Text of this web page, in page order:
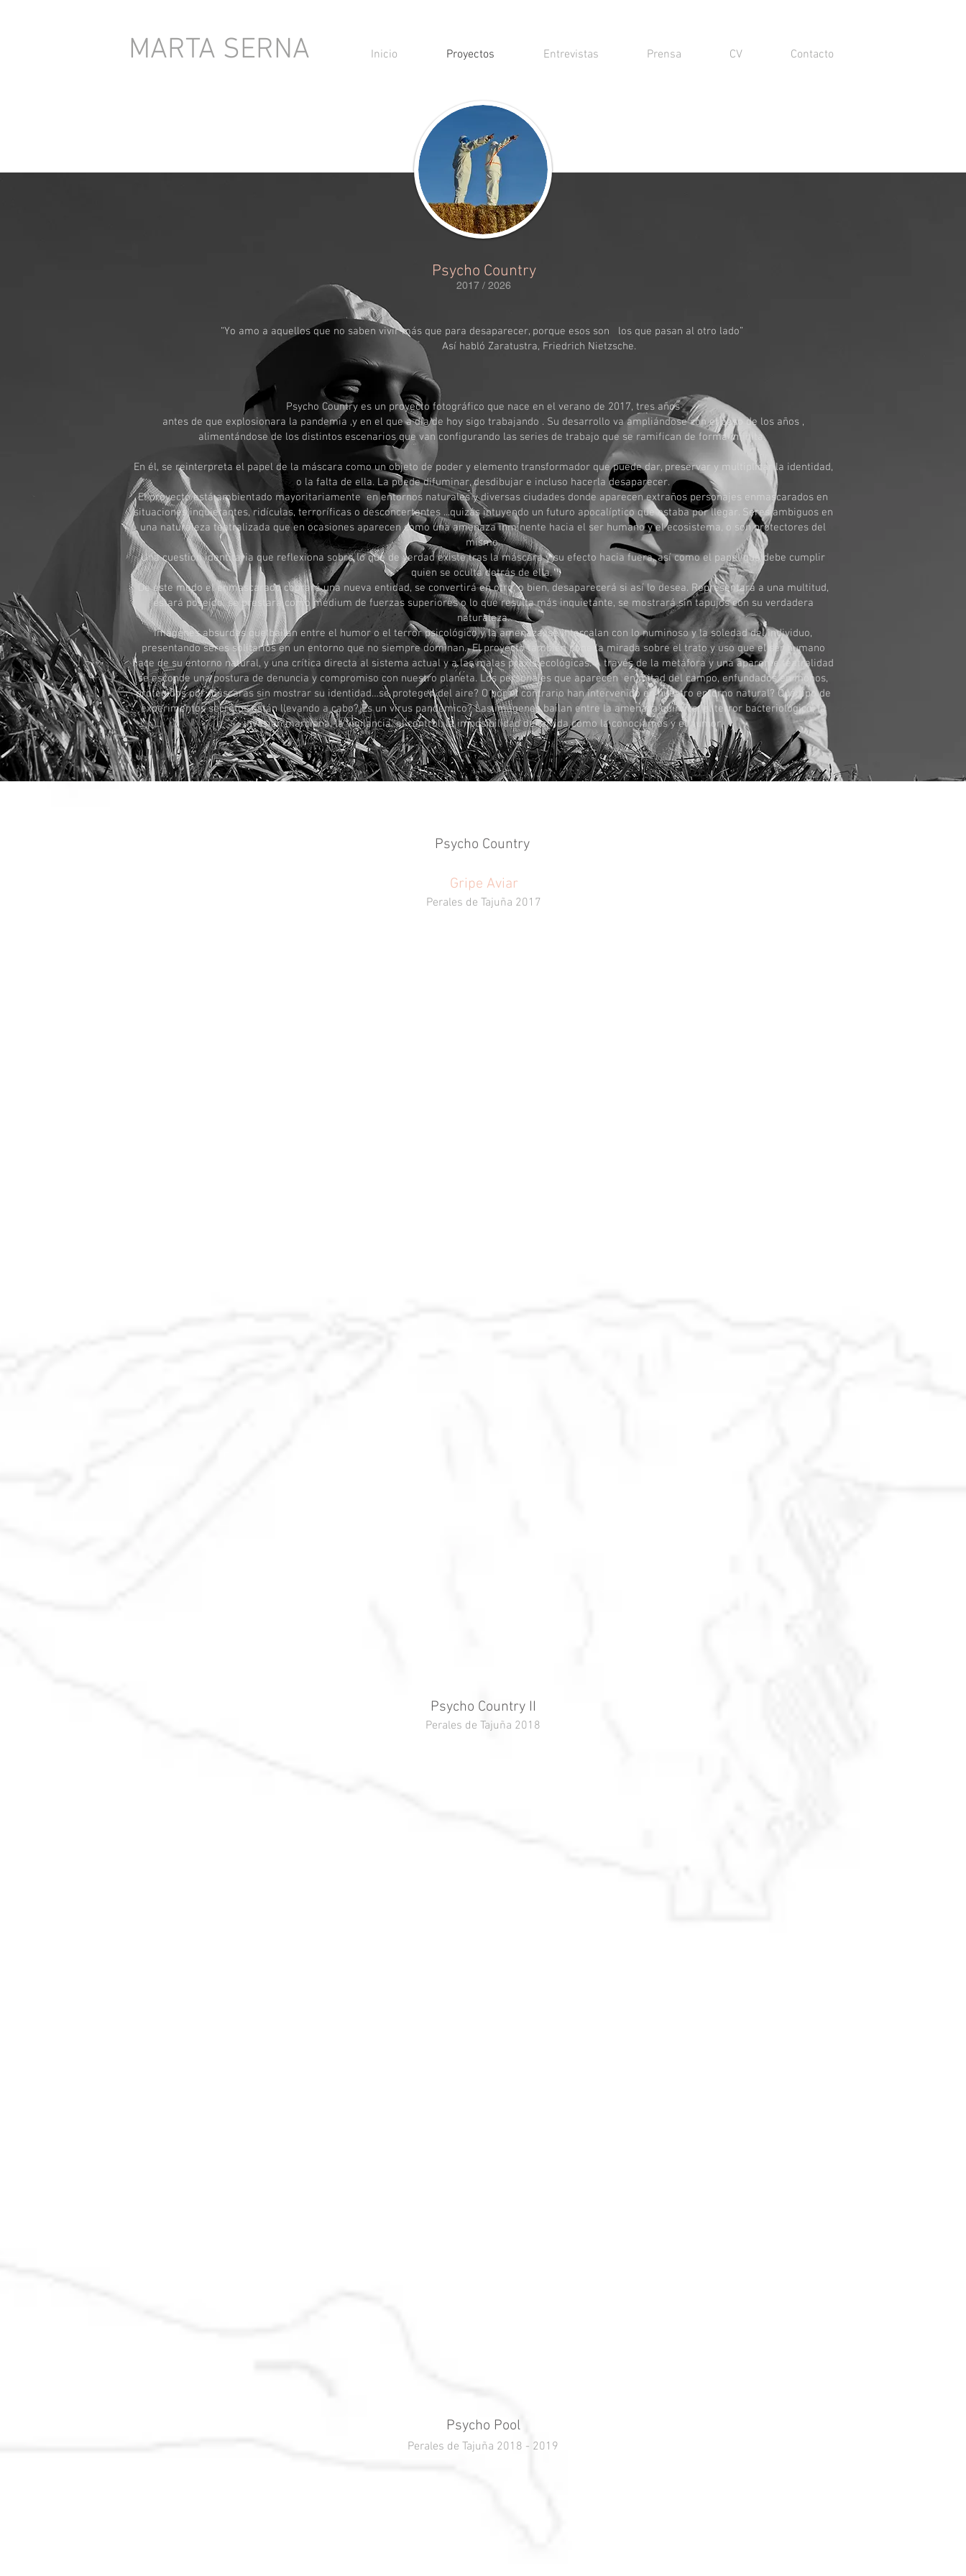
MARTA SERNA Inicio Proyectos Entrevistas Prensa CV Contacto
Psycho Country
2017 / 2026
“Yo amo a aquellos que no saben vivír más que para desaparecer, porque esos son los que pasan al otro lado”
Así habló Zaratustra, Friedrich Nietzsche.
Psycho Country es un proyecto fotográfico que nace en el verano de 2017, tres años
antes de que explosionara la pandemia ,y en el que a día de hoy sigo trabajando . Su desarrollo va ampliándose con el paso de los años ,
alimentándose de los distintos escenarios que van configurando las series de trabajo que se ramifican de forma infinita.
En él, se reinterpreta el papel de la máscara como un objeto de poder y elemento transformador que puede dar, preservar y multiplicar la identidad,
o la falta de ella. La puede difuminar, desdibujar e incluso hacerla desaparecer.
El proyecto está ambientado mayoritariamente en entornos naturales y diversas ciudades donde aparecen extraños personajes enmascarados en
situaciones inquietantes, ridículas, terroríficas o desconcertantes ...quizás intuyendo un futuro apocalíptico que estaba por llegar. Seres ambiguos en
una naturaleza teatralizada que en ocasiones aparecen como una amenaza inminente hacia el ser humano y el ecosistema, o son protectores del
mismo.
Una cuestión identitaria que reflexiona sobre lo que de verdad existe tras la máscara y su efecto hacia fuera, así como el papel que debe cumplir
quien se oculta detrás de ella.
De este modo el enmascarado cobrará una nueva entidad, se convertirá en otro, o bien, desaparecerá si así lo desea. Representará a una multitud,
estará poseído, se prestará como médium de fuerzas superiores o lo que resulta más inquietante, se mostrará sin tapujos con su verdadera
naturaleza.
Imágenes absurdas que bailan entre el humor o el terror psicológico y la amenaza, se intercalan con lo numinoso y la soledad del individuo,
presentando seres solitarios en un entorno que no siempre dominan. El proyecto también pone la mirada sobre el trato y uso que el ser humano
hace de su entorno natural, y una crítica directa al sistema actual y a las malas praxis ecológicas. A través de la metáfora y una aparente teatralidad
se esconde una postura de denuncia y compromiso con nuestro planeta. Los personajes que aparecen en mitad del campo, enfundados en monos,
protegidos por máscaras sin mostrar su identidad…se protegen del aire? O por el contrario han intervenido en nuestro entorno natural? Qué tipo de
experimentos secretos están llevando a cabo? Es un virus pandémico? Las imágenes bailan entre la amenaza química, el terror bacteriológico, la
invasión marciana, la vigilancia, el control, la imposibilidad de la vida como la conocíamos y el humor.
Psycho Country
Gripe Aviar
Perales de Tajuña 2017
Psycho Country II
Perales de Tajuña 2018
Psycho Pool
Perales de Tajuña 2018 - 2019